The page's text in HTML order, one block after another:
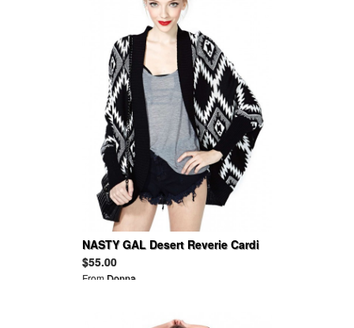
NASTY GAL Desert Reverie Cardi
$55.00
From Donna